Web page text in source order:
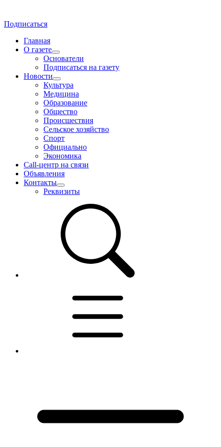
Подписаться
Главная
О газете
Основатели
Подписаться на газету
Новости
Культура
Медицина
Образование
Общество
Происшествия
Сельское хозяйство
Спорт
Официально
Экономика
Call-центр на связи
Объявления
Контакты
Реквизиты